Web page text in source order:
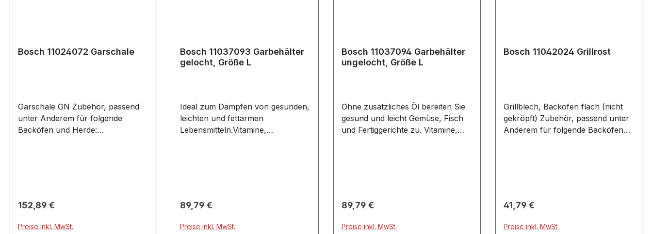
Bosch 11024072 Garschale
Garschale GN Zubehör, passend
unter Anderem für folgende
Backöfen und Herde:
Regulärer Preis:
152,89 €
Preise inkl. MwSt.
Bosch 11037093 Garbehälter
gelocht, Größe L
Ideal zum Dämpfen von gesunden,
leichten und fettarmen
Lebensmitteln.Vitamine,
Backöfen und Herde:
CDG634AB0/.. CDG634AB0W/..
CDG634AS0/.. CDG634AS0W/..
Regulärer Preis:
89,79 €
Preise inkl. MwSt.
Bosch 11037094 Garbehälter
ungelocht, Größe L
Ohne zusätzliches Öl bereiten Sie
gesund und leicht Gemüse, Fisch
und Fertiggerichte zu. Vitamine,
CDG634AS0/.. CDG634AS0W/..
CDG634AW0W/.. CDG714XB1/..
CDG714XB1W/.. CDG714XW1W/..
Regulärer Preis:
89,79 €
Preise inkl. MwSt.
Bosch 11042024 Grillrost
Grillblech, Backofen flach (nicht
gekröpft) Zubehör, passend unter
Anderem für folgende Backöfen
VBD5780S0/.. VBD578FB0/..
VBD578FS0/.. VGD011BR0M/..
VGD553FB0/.. VGD553FR0/..
Regulärer Preis:
41,79 €
Preise inkl. MwSt.